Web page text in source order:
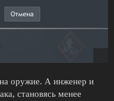
оружие. А инженер и
становясь менее